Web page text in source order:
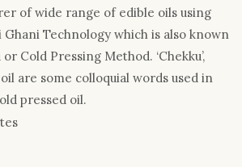
of wide range of edible oils using
Technology which is also known
Cold Pressing Method. ‘Chekku’,
oil are some colloquial words used in
pressed oil.